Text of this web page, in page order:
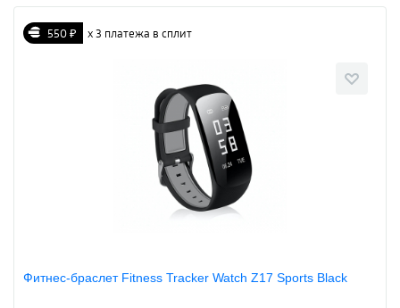
550 ₽ х 3 платежа в сплит
Фитнес-браслет Fitness Tracker Watch Z17 Sports Black